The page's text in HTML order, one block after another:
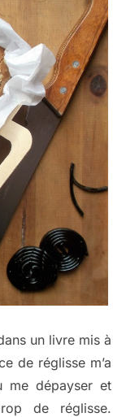
un livre mis à
de réglisse m’a
me dépayser et
de réglisse.